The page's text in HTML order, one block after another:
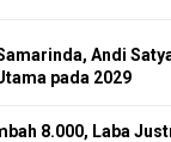
Andi
pada 2029
8.000, Laba